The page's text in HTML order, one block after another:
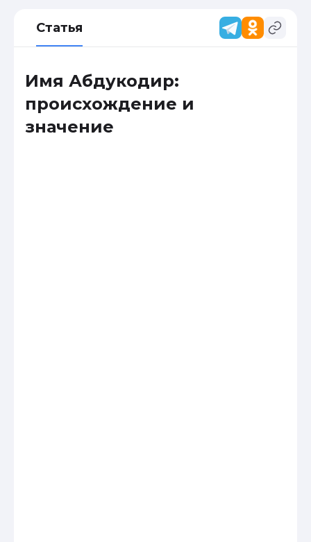
Статья
Имя Абдукодир:
происхождение и
значение